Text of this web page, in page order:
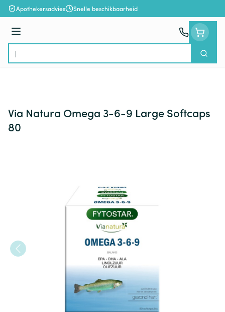
Ga naar de inhoud
Apothekersadvies Snelle beschikbaarheid
Menu
Product, merk, categorie...
Zoek
Via Natura Omega 3-6-9 Large Softcaps
80